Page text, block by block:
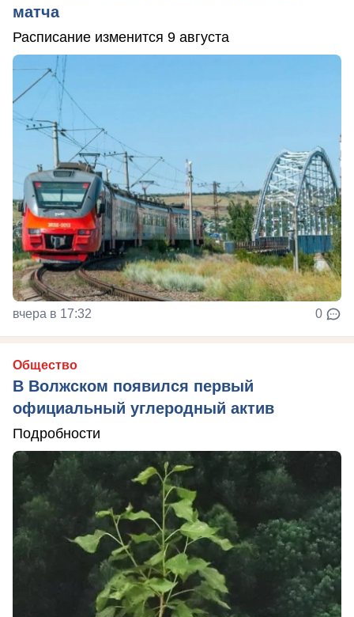
матча
Расписание изменится 9 августа
вчера в 17:32 0
Общество
В Волжском появился первый
официальный углеродный актив
Подробности